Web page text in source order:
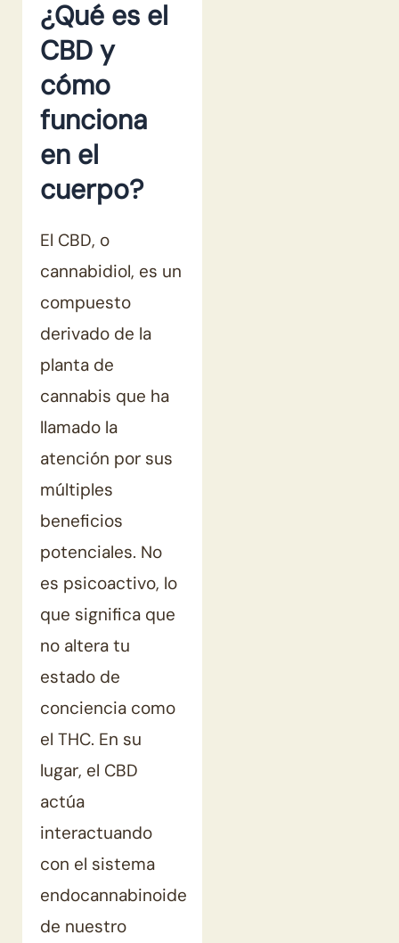
¿Qué es el
CBD y
cómo
funciona
en el
cuerpo?
El CBD, o
cannabidiol, es un
compuesto
derivado de la
planta de
cannabis que ha
llamado la
atención por sus
múltiples
beneficios
potenciales. No
es psicoactivo, lo
que significa que
no altera tu
estado de
conciencia como
el THC. En su
lugar, el CBD
actúa
interactuando
con el sistema
endocannabinoide
de nuestro